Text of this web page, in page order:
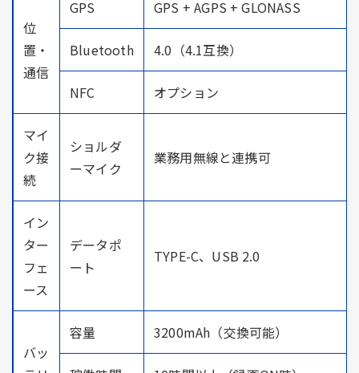
位
置・
通信
GPS GPS + AGPS + GLONASS
Bluetooth 4.0（4.1互換）
NFC オプション
マイ
ク接
続
ショルダ
ーマイク
業務用無線と連携可
イン
ター
フェ
ース
データポ
ート
TYPE-C、USB 2.0
バッ
容量 3200mAh（交換可能）